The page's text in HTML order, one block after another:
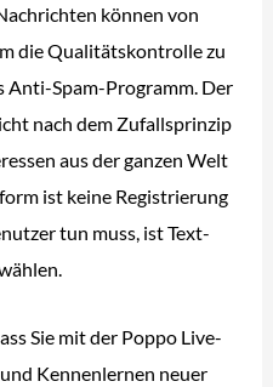
können von
die Qualitätskontrolle zu
Anti-Spam-Programm. Der
nach dem Zufallsprinzip
aus der ganzen Welt
ist keine Registrierung
tun muss, ist Text-
Sie mit der Poppo Live-
Kennenlernen neuer